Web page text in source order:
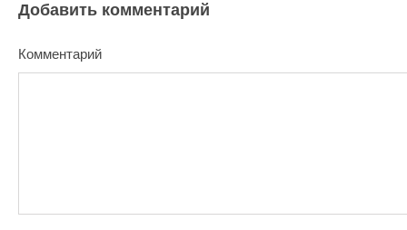
Добавить комментарий
Комментарий